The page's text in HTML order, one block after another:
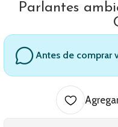
Parlantes
Antes de comprar